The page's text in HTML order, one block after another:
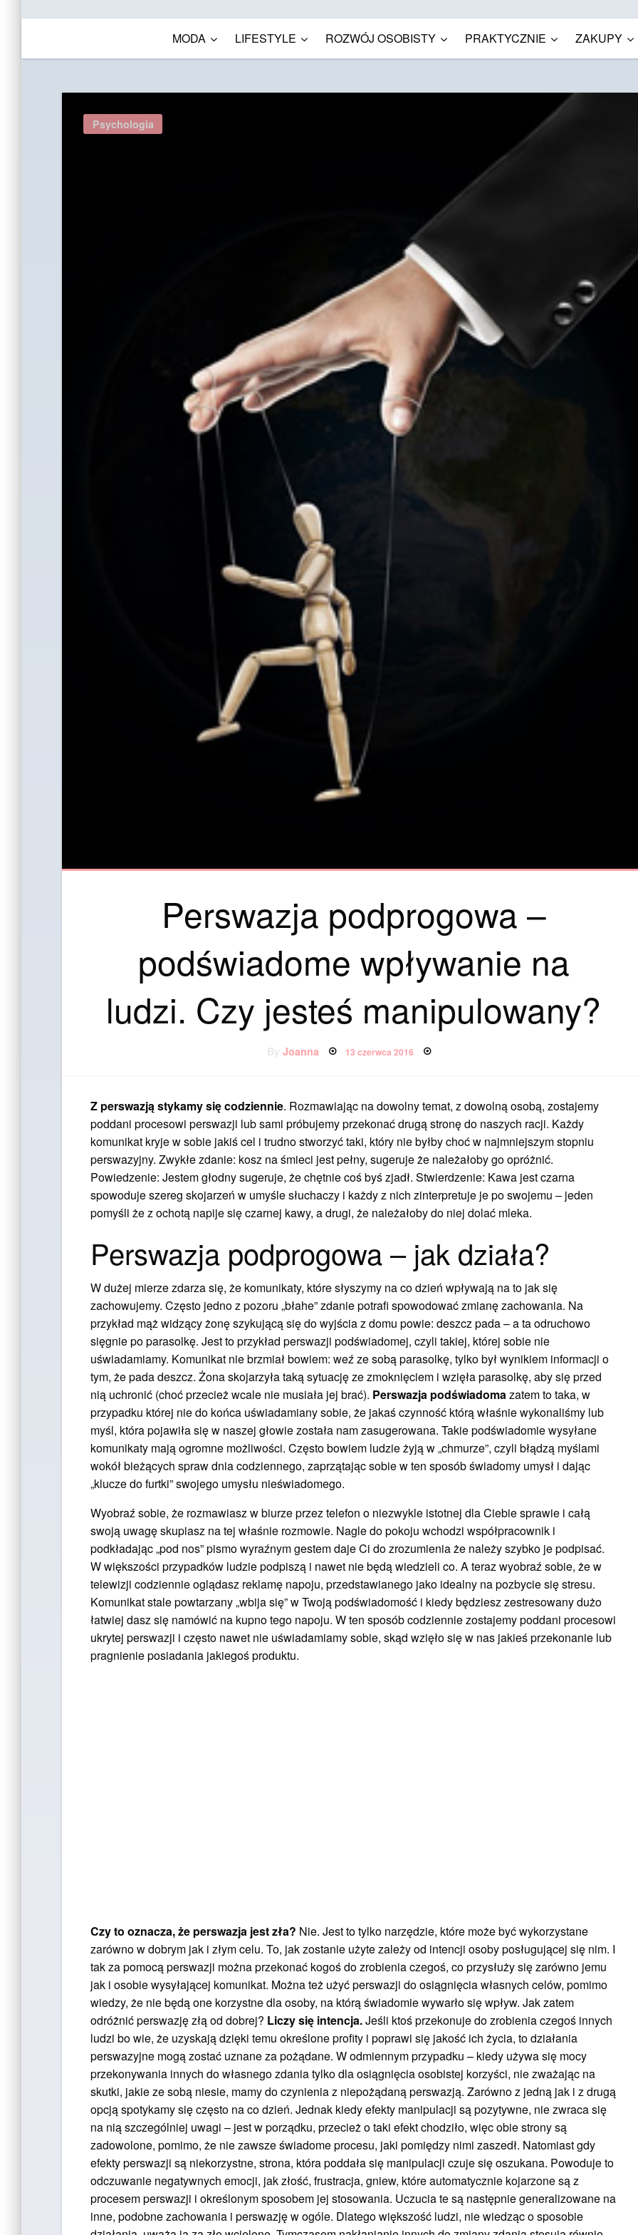
MODA LIFESTYLE ROZWÓJ OSOBISTY PRAKTYCZNIE ZAKUPY
Psychologia
Perswazja podprogowa –
podświadome wpływanie na
ludzi. Czy jesteś manipulowany?
ByJoanna Posted
13 czerwca 2016
Z perswazją stykamy się codziennie. Rozmawiając na dowolny temat, z dowolną osobą, zostajemy
poddani procesowi perswazji lub sami próbujemy przekonać drugą stronę do naszych racji. Każdy
komunikat kryje w sobie jakiś cel i trudno stworzyć taki, który nie byłby choć w najmniejszym stopniu
perswazyjny. Zwykłe zdanie: kosz na śmieci jest pełny, sugeruje że należałoby go opróżnić.
Powiedzenie: Jestem głodny sugeruje, że chętnie coś byś zjadł. Stwierdzenie: Kawa jest czarna
spowoduje szereg skojarzeń w umyśle słuchaczy i każdy z nich zinterpretuje je po swojemu – jeden
pomyśli że z ochotą napije się czarnej kawy, a drugi, że należałoby do niej dolać mleka.
Perswazja podprogowa – jak działa?
W dużej mierze zdarza się, że komunikaty, które słyszymy na co dzień wpływają na to jak się
zachowujemy. Często jedno z pozoru „błahe” zdanie potrafi spowodować zmianę zachowania. Na
przykład mąż widzący żonę szykującą się do wyjścia z domu powie: deszcz pada – a ta odruchowo
sięgnie po parasolkę. Jest to przykład perswazji podświadomej, czyli takiej, której sobie nie
uświadamiamy. Komunikat nie brzmiał bowiem: weź ze sobą parasolkę, tylko był wynikiem informacji o
tym, że pada deszcz. Żona skojarzyła taką sytuację ze zmoknięciem i wzięła parasolkę, aby się przed
nią uchronić (choć przecież wcale nie musiała jej brać). Perswazja podświadomazatem to taka, w
przypadku której nie do końca uświadamiany sobie, że jakaś czynność którą właśnie wykonaliśmy lub
myśl, która pojawiła się w naszej głowie została nam zasugerowana. Takie podświadomie wysyłane
komunikaty mają ogromne możliwości. Często bowiem ludzie żyją w „chmurze”, czyli błądzą myślami
wokół bieżących spraw dnia codziennego, zaprzątając sobie w ten sposób świadomy umysł i dając
„klucze do furtki” swojego umysłu nieświadomego.
Wyobraź sobie, że rozmawiasz w biurze przez telefon o niezwykle istotnej dla Ciebie sprawie i całą
swoją uwagę skupiasz na tej właśnie rozmowie. Nagle do pokoju wchodzi współpracownik i
podkładając „pod nos” pismo wyraźnym gestem daje Ci do zrozumienia że należy szybko je podpisać.
W większości przypadków ludzie podpiszą i nawet nie będą wiedzieli co. A teraz wyobraź sobie, że w
telewizji codziennie oglądasz reklamę napoju, przedstawianego jako idealny na pozbycie się stresu.
Komunikat stale powtarzany „wbija się” w Twoją podświadomość i kiedy będziesz zestresowany dużo
łatwiej dasz się namówić na kupno tego napoju. W ten sposób codziennie zostajemy poddani procesowi
ukrytej perswazji i często nawet nie uświadamiamy sobie, skąd wzięło się w nas jakieś przekonanie lub
pragnienie posiadania jakiegoś produktu.
Czy to oznacza, że perswazja jest zła? Nie. Jest to tylko narzędzie, które może być wykorzystane
zarówno w dobrym jak i złym celu. To, jak zostanie użyte zależy od intencji osoby posługującej się nim. I
tak za pomocą perswazji można przekonać kogoś do zrobienia czegoś, co przysłuży się zarówno jemu
jak i osobie wysyłającej komunikat. Można też użyć perswazji do osiągnięcia własnych celów, pomimo
wiedzy, że nie będą one korzystne dla osoby, na którą świadomie wywarło się wpływ. Jak zatem
odróżnić perswazję złą od dobrej? Liczy się intencja.Jeśli ktoś przekonuje do zrobienia czegoś innych
ludzi bo wie, że uzyskają dzięki temu określone profity i poprawi się jakość ich życia, to działania
perswazyjne mogą zostać uznane za pożądane. W odmiennym przypadku – kiedy używa się mocy
przekonywania innych do własnego zdania tylko dla osiągnięcia osobistej korzyści, nie zważając na
skutki, jakie ze sobą niesie, mamy do czynienia z niepożądaną perswazją. Zarówno z jedną jak i z drugą
opcją spotykamy się często na co dzień. Jednak kiedy efekty manipulacji są pozytywne, nie zwraca się
na nią szczególniej uwagi – jest w porządku, przecież o taki efekt chodziło, więc obie strony są
zadowolone, pomimo, że nie zawsze świadome procesu, jaki pomiędzy nimi zaszedł. Natomiast gdy
efekty perswazji są niekorzystne, strona, która poddała się manipulacji czuje się oszukana. Powoduje to
odczuwanie negatywnych emocji, jak złość, frustracja, gniew, które automatycznie kojarzone są z
procesem perswazji i określonym sposobem jej stosowania. Uczucia te są następnie generalizowane na
inne, podobne zachowania i perswazję w ogóle. Dlatego większość ludzi, nie wiedząc o sposobie